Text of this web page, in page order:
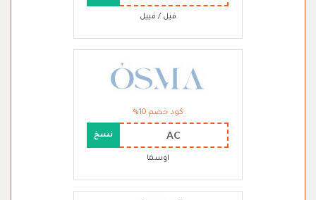
فيل / فييل
كود خصم 10%
AC نسخ
اوسما